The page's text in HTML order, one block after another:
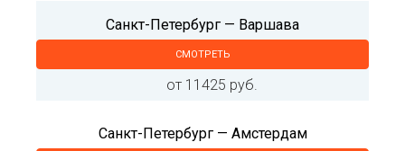
Санкт-Петербург — Варшава
СМОТРЕТЬ
от 11425 руб.
Санкт-Петербург — Амстердам